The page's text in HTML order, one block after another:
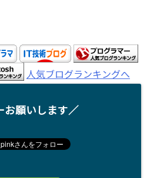
人気ブログランキングへ
お願いします／